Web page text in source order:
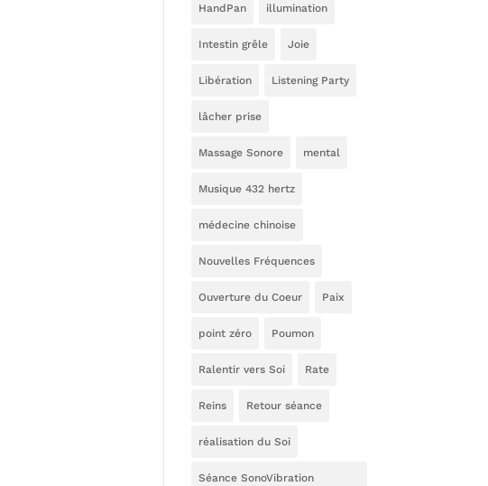
HandPan illumination
Intestin grêle Joie
Libération Listening Party
lâcher prise
Massage Sonore mental
Musique 432 hertz
médecine chinoise
Nouvelles Fréquences
Ouverture du Coeur Paix
point zéro Poumon
Ralentir vers Soi Rate
Reins Retour séance
réalisation du Soi
Séance SonoVibration